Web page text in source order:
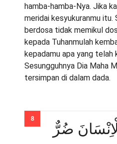
hamba-hamba-Nya. Jika
meridai kesyukuranmu itu.
berdosa tidak memikul
kepada Tuhanmulah
kepadamu apa yang telah
Sesungguhnya Dia Maha
tersimpan di dalam dada.
ضُرٌّ